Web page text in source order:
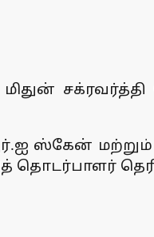
மிதுன்
ஸ்கேன்
தொடர்பாளர்